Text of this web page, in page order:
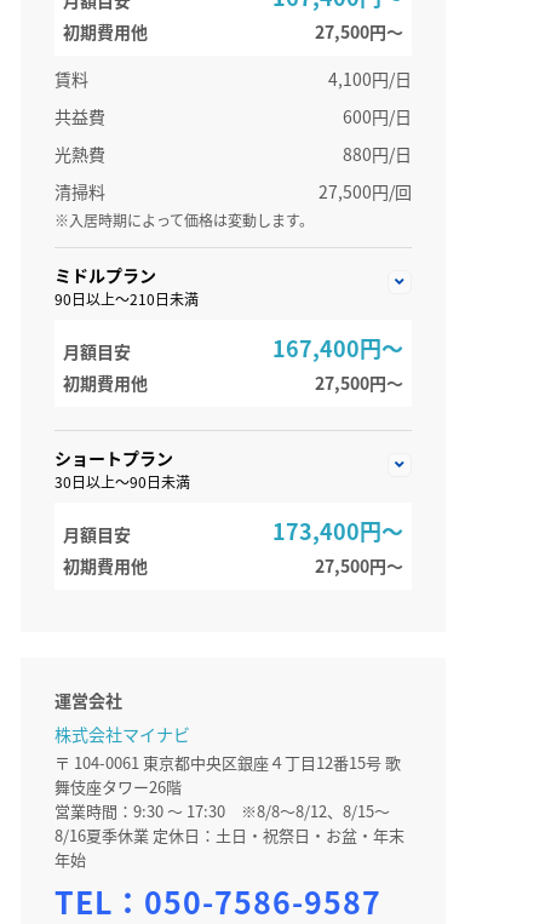
初期費用他
27,500円〜
賃料
4,100円/日
共益費
600円/日
光熱費
880円/日
清掃料
27,500円/回
※入居時期によって価格は変動します。
ミドルプラン
90日以上～210日未満
月額目安 167,400円～
初期費用他 27,500円〜
ショートプラン
30日以上～90日未満
月額目安 173,400円～
初期費用他 27,500円〜
運営会社
株式会社マイナビ
〒 104-0061 東京都中央区銀座４丁目12番15号 歌
舞伎座タワー26階
営業時間：9:30 ～ 17:30 ※8/8～8/12、8/15～
8/16夏季休業 定休日：土日・祝祭日・お盆・年末
年始
TEL： 050-7586-9587